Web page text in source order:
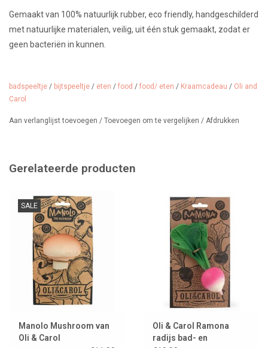
Gemaakt van 100% natuurlijk rubber, eco friendly, handgeschilderd
met natuurlijke materialen, veilig, uit één stuk gemaakt, zodat er
geen bacteriën in kunnen.
badspeeltje / bijtspeeltje / eten / food / food/ eten / Kraamcadeau / Oli and
Carol
Aan verlanglijst toevoegen / Toevoegen om te vergelijken / Afdrukken
Gerelateerde producten
SALE
Manolo Mushroom van
Oli & Carol
Oli & Carol Ramona
radijs bad- en